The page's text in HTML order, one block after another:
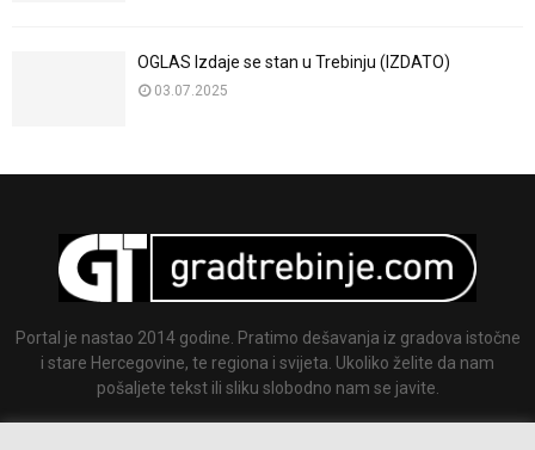
OGLAS Izdaje se stan u Trebinju (IZDATO)
03.07.2025
Portal je nastao 2014 godine. Pratimo dešavanja iz gradova istočne
i stare Hercegovine, te regiona i svijeta. Ukoliko želite da nam
pošaljete tekst ili sliku slobodno nam se javite.